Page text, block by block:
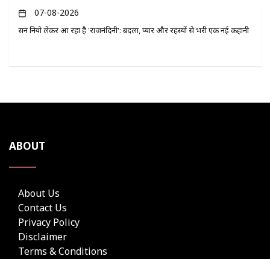
07-08-2026
सन नियो लेकर आ रहा है 'राजनंदिनी': बदला, प्यार और रहस्यों से भरी एक नई कहानी
ABOUT
About Us
Contact Us
Privacy Policy
Disclaimer
Terms & Conditions